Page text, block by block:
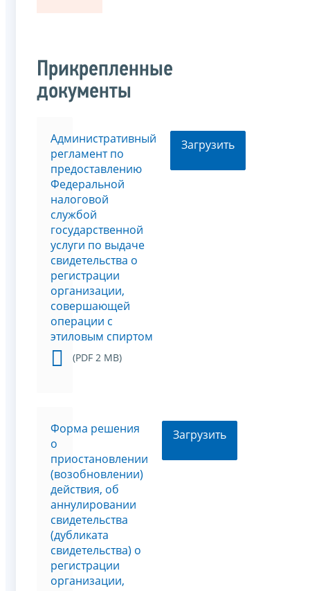
Прикрепленные
документы
Административный
регламент по
предоставлению
Федеральной
налоговой
службой
государственной
услуги по выдаче
свидетельства о
регистрации
организации,
совершающей
операции с
этиловым спиртом
(PDF 2 MB)
Загрузить
Форма решения
о
приостановлении
(возобновлении)
действия, об
аннулировании
свидетельства
(дубликата
свидетельства) о
регистрации
организации,
Загрузить